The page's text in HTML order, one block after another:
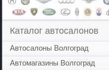
Каталог автосалонов
Автосалоны Волгоград
Автомагазины Волгоград